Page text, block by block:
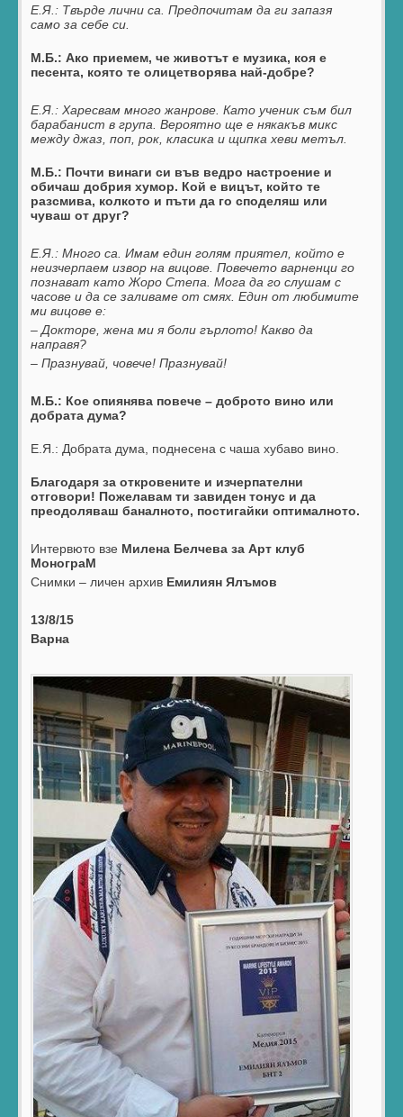
Е.Я.: Твърде лични са. Предпочитам да ги запазя
само за себе си.
М.Б.: Ако приемем, че животът е музика, коя е
песента, която те олицетворява най-добре?
Е.Я.: Харесвам много жанрове. Като ученик съм бил
барабанист в група. Вероятно ще е някакъв микс
между джаз, поп, рок, класика и щипка хеви метъл.
М.Б.: Почти винаги си във ведро настроение и
обичаш добрия хумор. Кой е вицът, който те
разсмива, колкото и пъти да го споделяш или
чуваш от друг?
Е.Я.:Много са. Имам един голям приятел, който е
неизчерпаем извор на вицове. Повечето варненци го
познават като Жоро Степа. Мога да го слушам с
часове и да се заливаме от смях. Един от любимите
ми вицове е:
– Докторе, жена ми я боли гърлото! Какво да
направя?
– Празнувай, човече! Празнувай!
М.Б.: Кое опиянява повече – доброто вино или
добрата дума?
Е.Я.: Добрата дума, поднесена с чаша хубаво вино.
Благодаря за откровените и изчерпателни
отговори! Пожелавам ти завиден тонус и да
преодоляваш баналното, постигайки оптималното.
Интервюто взе Милена Белчева за Арт клуб
МонограМ
Снимки – личен архив Емилиян Ялъмов
13/8/15
Варна